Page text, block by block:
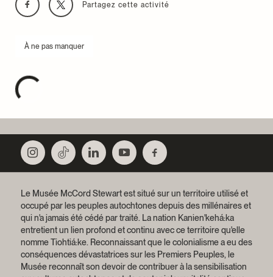
Partagez cette activité
À ne pas manquer
Le Musée McCord Stewart est situé sur un territoire utilisé et
occupé par les peuples autochtones depuis des millénaires et
qui n'a jamais été cédé par traité. La nation Kanien'kehá:ka
entretient un lien profond et continu avec ce territoire qu'elle
nomme Tiohtiá:ke. Reconnaissant que le colonialisme a eu des
conséquences dévastatrices sur les Premiers Peuples, le
Musée reconnaît son devoir de contribuer à la sensibilisation